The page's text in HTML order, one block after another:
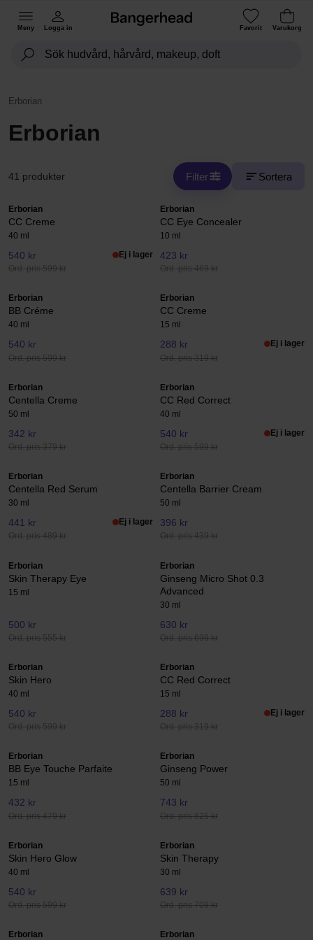
Meny Logga in Favorit Varukorg
Erborian
Erborian
41 produkter Filter Sortera
Erborian
CC Creme
40 ml
540 kr
Ord. pris 599 kr
Ej i lager
Erborian
CC Eye Concealer
10 ml
423 kr
Ord. pris 469 kr
Erborian
BB Créme
40 ml
540 kr
Ord. pris 599 kr
Erborian
CC Creme
15 ml
288 kr
Ord. pris 319 kr
Ej i lager
Erborian
Centella Creme
50 ml
342 kr
Ord. pris 379 kr
Erborian
CC Red Correct
40 ml
540 kr
Ord. pris 599 kr
Ej i lager
Erborian
Centella Red Serum
30 ml
441 kr
Ord. pris 489 kr
Ej i lager
Erborian
Centella Barrier Cream
50 ml
396 kr
Ord. pris 439 kr
Erborian
Skin Therapy Eye
15 ml
500 kr
Ord. pris 555 kr
Erborian
Ginseng Micro Shot 0.3
Advanced
30 ml
630 kr
Ord. pris 699 kr
Erborian
Skin Hero
40 ml
540 kr
Ord. pris 599 kr
Erborian
CC Red Correct
15 ml
288 kr
Ord. pris 319 kr
Ej i lager
Erborian
BB Eye Touche Parfaite
15 ml
432 kr
Ord. pris 479 kr
Erborian
Ginseng Power
50 ml
743 kr
Ord. pris 825 kr
Erborian
Skin Hero Glow
40 ml
540 kr
Ord. pris 599 kr
Erborian
Skin Therapy
30 ml
639 kr
Ord. pris 709 kr
Erborian Erborian